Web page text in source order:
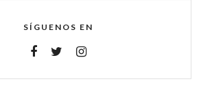
SÍGUENOS EN